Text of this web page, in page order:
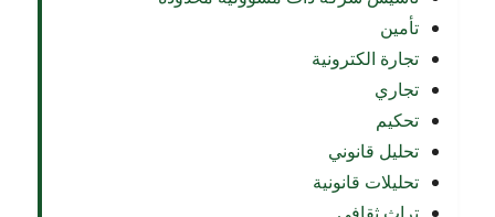
تأمين
تجارة الكترونية
تجاري
تحكيم
تحليل قانوني
تحليلات قانونية